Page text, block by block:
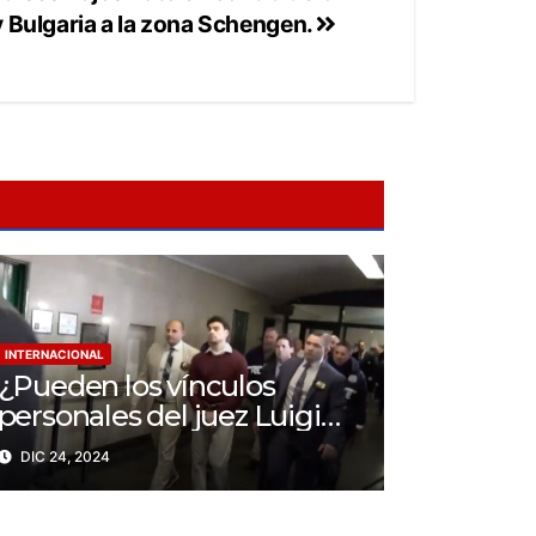
a la zona Schengen.
INTERNACIONAL
¿Pueden los vínculos
personales del juez Luigi
Influenciar el
caso del CEO de
DIC 24, 2024